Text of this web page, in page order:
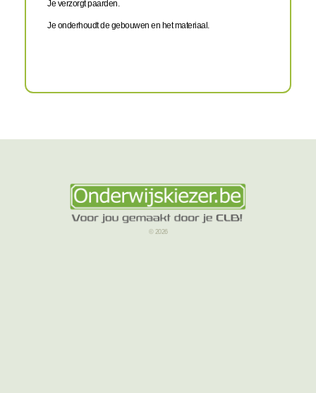
Je verzorgt paarden.
Je onderhoudt de gebouwen en het materiaal.
© 2026